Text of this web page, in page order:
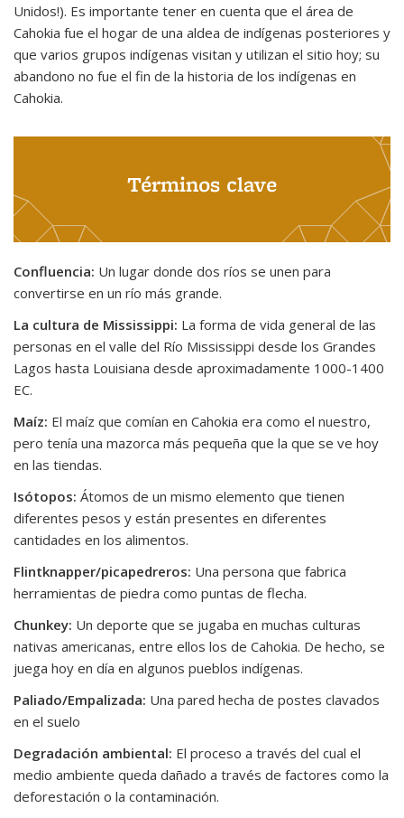
Unidos!). Es importante tener en cuenta que el área de
Cahokia fue el hogar de una aldea de indígenas posteriores y
que varios grupos indígenas visitan y utilizan el sitio hoy; su
abandono no fue el fin de la historia de los indígenas en
Cahokia.
Términos clave
Confluencia: Un lugar donde dos ríos se unen para
convertirse en un río más grande.
La cultura de Mississippi: La forma de vida general de las
personas en el valle del Río Mississippi desde los Grandes
Lagos hasta Louisiana desde aproximadamente 1000-1400
EC.
Maíz: El maíz que comían en Cahokia era como el nuestro,
pero tenía una mazorca más pequeña que la que se ve hoy
en las tiendas.
Isótopos: Átomos de un mismo elemento que tienen
diferentes pesos y están presentes en diferentes
cantidades en los alimentos.
Flintknapper/picapedreros: Una persona que fabrica
herramientas de piedra como puntas de flecha.
Chunkey: Un deporte que se jugaba en muchas culturas
nativas americanas, entre ellos los de Cahokia. De hecho, se
juega hoy en día en algunos pueblos indígenas.
Paliado/Empalizada: Una pared hecha de postes clavados
en el suelo
Degradación ambiental: El proceso a través del cual el
medio ambiente queda dañado a través de factores como la
deforestación o la contaminación.